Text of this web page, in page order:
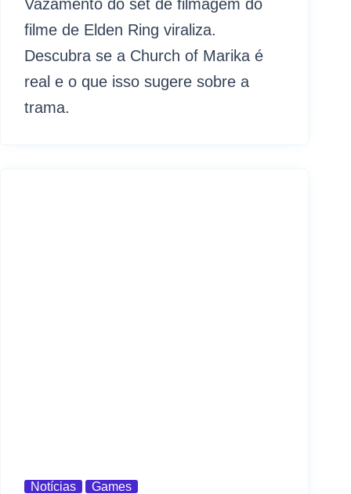
Vazamento do set de filmagem do
filme de Elden Ring viraliza.
Descubra se a Church of Marika é
real e o que isso sugere sobre a
trama.
Notícias Games